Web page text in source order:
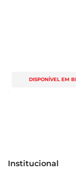
DISPONÍVEL EM
Institucional